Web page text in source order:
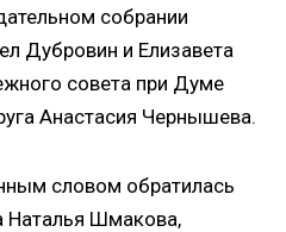
собрании
Дубровин и Елизавета
совета при Думе
Анастасия Чернышева.
словом обратилась
Наталья Шмакова,